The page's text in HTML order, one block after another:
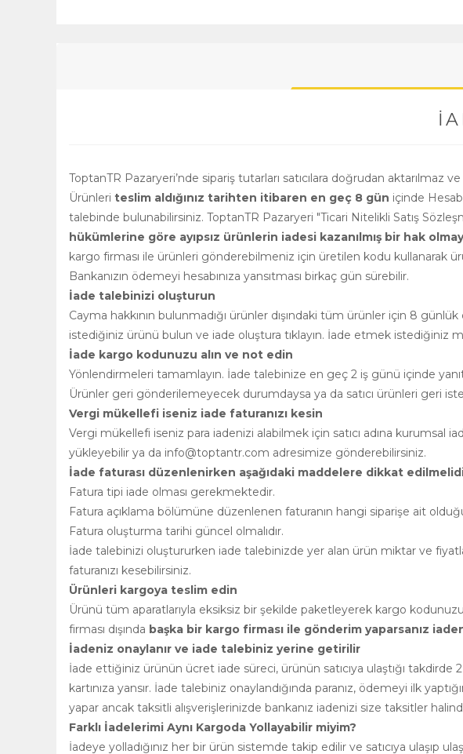
ToptanTR Pazaryeri’nde sipariş tutarları satıcılara doğrudan aktarılmaz
Ürünleri teslim aldığınız tarihten itibaren en geç 8 gün içinde
talebinde bulunabilirsiniz. ToptanTR Pazaryeri "Ticari Nitelikli Satış
hükümlerine göre ayıpsız ürünlerin iadesi kazanılmış bir hak
kargo firması ile ürünleri gönderebilmeniz için üretilen kodu kullanarak
Bankanızın ödemeyi hesabınıza yansıtması birkaç gün sürebilir.
İade talebinizi oluşturun
Cayma hakkının bulunmadığı ürünler dışındaki tüm ürünler için 8
istediğiniz ürünü bulun ve iade oluştura tıklayın. İade etmek istediğiniz
İade kargo kodunuzu alın ve not edin
Yönlendirmeleri tamamlayın. İade talebinize en geç 2 iş günü içinde
Ürünler geri gönderilemeyecek durumdaysa ya da satıcı ürünleri geri
Vergi mükellefi iseniz iade faturanızı kesin
Vergi mükellefi iseniz para iadenizi alabilmek için satıcı adına
yükleyebilir ya da info@toptantr.com adresimize gönderebilirsiniz.
İade faturası düzenlenirken aşağıdaki maddelere dikkat
Fatura tipi iade olması gerekmektedir.
Fatura açıklama bölümüne düzenlenen faturanın hangi siparişe ait
Fatura oluşturma tarihi güncel olmalıdır.
İade talebinizi oluştururken iade talebinizde yer alan ürün miktar ve
faturanızı kesebilirsiniz.
Ürünleri kargoya teslim edin
Ürünü tüm aparatlarıyla eksiksiz bir şekilde paketleyerek kargo
firması dışında başka bir kargo firması ile gönderim yaparsanız
İadeniz onaylanır ve iade talebiniz yerine getirilir
İade ettiğiniz ürünün ücret iade süreci, ürünün satıcıya ulaştığı
kartınıza yansır. İade talebiniz onaylandığında paranız, ödemeyi ilk
yapar ancak taksitli alışverişlerinizde bankanız iadenizi size taksitler
Farklı İadelerimi Aynı Kargoda Yollayabilir miyim?
İadeye yolladığınız her bir ürün sistemde takip edilir ve satıcıya ulaşıp